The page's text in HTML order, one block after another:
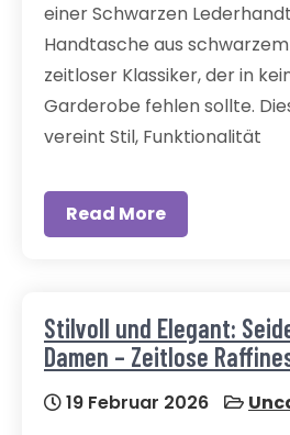
einer Schwarzen
Handtasche aus
zeitloser Klassiker, der in
Garderobe fehlen sollte.
vereint Stil, Funktionalität
Read More
Stilvoll und Elegant:
Damen – Zeitlose
19 Februar 2026